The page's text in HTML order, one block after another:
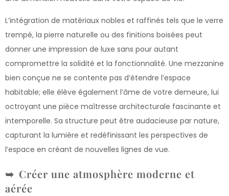
L’intégration de matériaux nobles et raffinés tels que le verre
trempé, la pierre naturelle ou des finitions boisées peut
donner une impression de luxe sans pour autant
compromettre la solidité et la fonctionnalité. Une mezzanine
bien conçue ne se contente pas d’étendre l’espace
habitable; elle élève également l’âme de votre demeure, lui
octroyant une pièce maîtresse architecturale fascinante et
intemporelle. Sa structure peut être audacieuse par nature,
capturant la lumière et redéfinissant les perspectives de
l’espace en créant de nouvelles lignes de vue.
Créer une atmosphère moderne et
aérée